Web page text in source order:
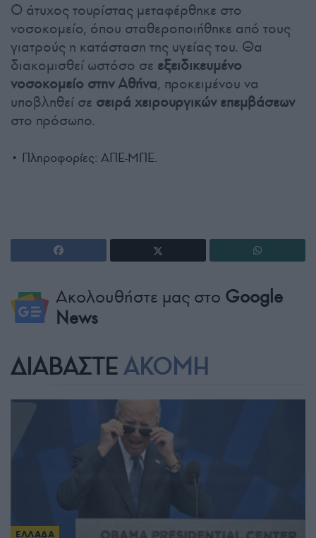
Ο άτυχος τουρίστας μεταφέρθηκε στο
νοσοκομείο, όπου σταθεροποιήθηκε από τους
γιατρούς η κατάσταση της υγείας του. Θα
διακομισθεί ωστόσο σε εξειδικευμένο
νοσοκομείο στην Αθήνα, προκειμένου να
υποβληθεί σε σειρά χειρουργικών επεμβάσεων
στο πρόσωπο.
• Πληροφορίες: ΑΠΕ-ΜΠΕ.
Ακολουθήστε μας στο Google
News
ΔΙΑΒΑΣΤΕ ΑΚΟΜΗ
ΕΛΛΑΔΑ